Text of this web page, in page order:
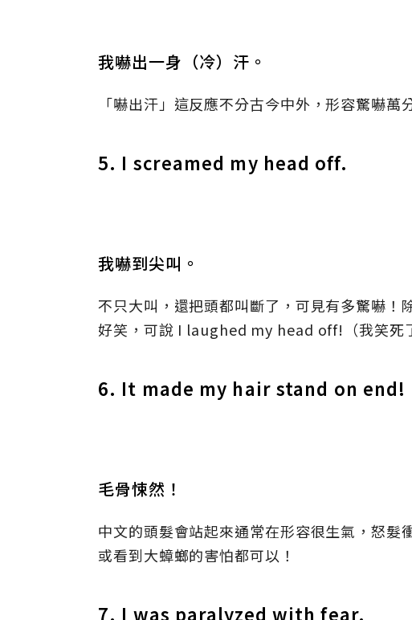
我嚇出一身（冷）汗。
「嚇出汗」這反應不分古今中外，形容驚嚇
5. I screamed my head off.
我嚇到尖叫。
不只大叫，還把頭都叫斷了，可見有多驚嚇！
好笑，可說 I laughed my head off!（我笑死
6. It made my hair stand on end!
毛骨悚然！
中文的頭髮會站起來通常在形容很生氣，怒
或看到大蟑螂的害怕都可以！
7. I was paralyzed with fear.